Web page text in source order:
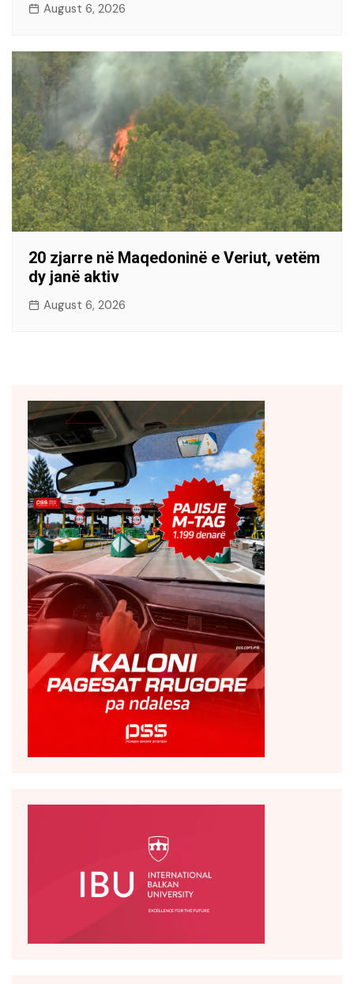
August 6, 2026
20 zjarre në Maqedoninë e Veriut, vetëm
dy janë aktiv
August 6, 2026